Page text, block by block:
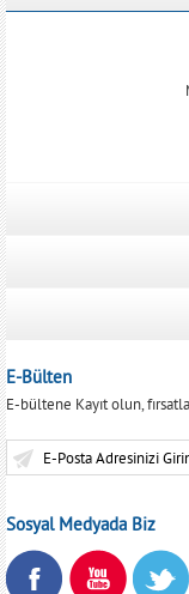
E-Bülten
E-bültene Kayıt olun,
Sosyal Medyada Biz